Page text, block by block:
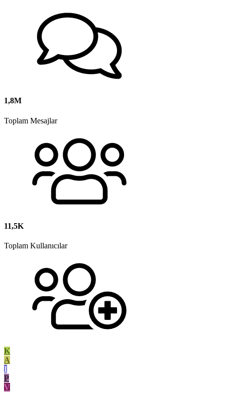
1,8M
Toplam Mesajlar
11,5K
Toplam Kullanıcılar
K
A
I
P
V